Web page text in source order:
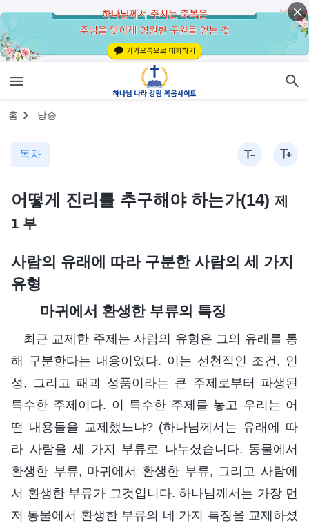
홈 낭송
목차
어떻게 진리를 추구해야 하는가(14) 제
1 부
사람의 유래에 따라 구분한 사람의 세 가지
유형
마귀에서 환생한 부류의 특징
최근 교제한 주제는 사람의 유형은 그의 유래를 통
해 구분한다는 내용이었다. 이는 선천적인 조건, 인
성, 그리고 패괴 성품이라는 큰 주제로부터 파생된
특수한 주제이다. 이 특수한 주제를 놓고 우리는 어
떤 내용들을 교제했느냐? (하나님께서는 유래에 따
라 사람을 세 가지 부류로 나누셨습니다. 동물에서
환생한 부류, 마귀에서 환생한 부류, 그리고 사람에
서 환생한 부류가 그것입니다. 하나님께서는 가장 먼
저 동물에서 환생한 부류의 네 가지 특징을 교제하셨